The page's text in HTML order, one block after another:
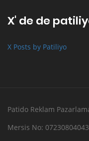
X' de de
X Posts by Patiliyo
Patido Reklam
Mersis No: